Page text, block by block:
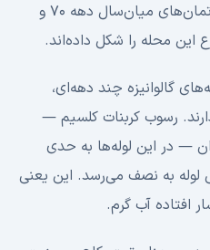
کوچه‌باغی دهه ۴۰ و ۵۰، آپارتمان‌های میان‌سال دهه ۷۰ و
این محله را شکل داده‌اند.
گالوانیزه چند دهه‌ای،
رسوب کربنات کلسیم —
— در این لوله‌ها به حدی
به نصف می‌رسد. این یعنی
افتاده آب گرم.